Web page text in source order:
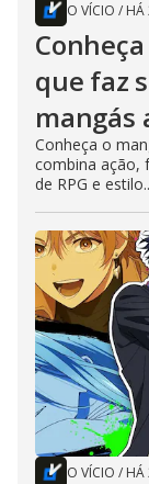
O VÍCIO / HÁ
que faz
mangás
Conheça o
combina ação,
de RPG e
O VÍCIO / HÁ